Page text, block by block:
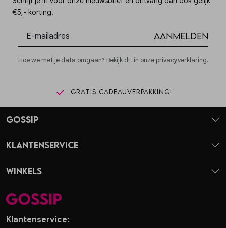
€5,- korting!
Aanmelden
Hoe we met je data omgaan? Bekijk dit in onze privacyverklaring.
Gratis cadeauverpakking!
Klantenservice:
Gossip
Klantenservice
Winkels